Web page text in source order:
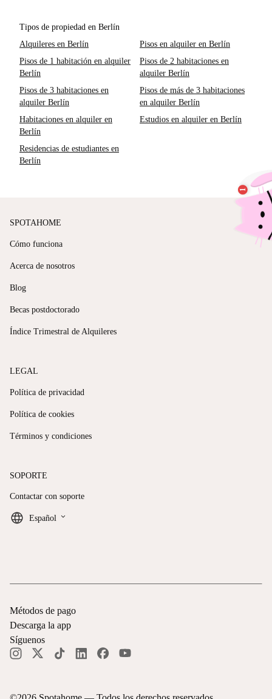
Tipos de propiedad en Berlín
Alquileres en Berlín
Pisos en alquiler en Berlín
Pisos de 1 habitación en alquiler
Berlín
Pisos de 2 habitaciones en
alquiler Berlín
Pisos de 3 habitaciones en
alquiler Berlín
Pisos de más de 3 habitaciones
en alquiler Berlín
Habitaciones en alquiler en
Berlín
Estudios en alquiler en Berlín
Residencias de estudiantes en
Berlín
SPOTAHOME
Cómo funciona
Acerca de nosotros
Blog
Becas postdoctorado
Índice Trimestral de Alquileres
LEGAL
Política de privacidad
Política de cookies
Términos y condiciones
SOPORTE
Contactar con soporte
Español keyboard_arrow_down
Métodos de pago
Descarga la app
Síguenos